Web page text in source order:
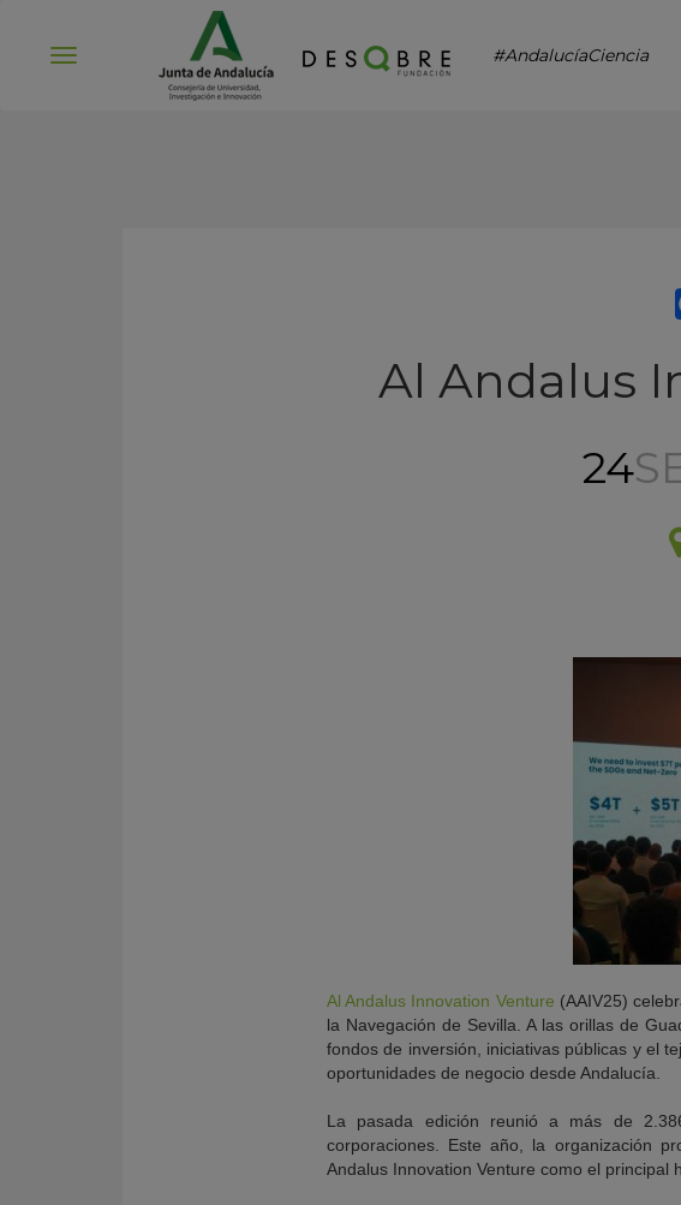
#AndalucíaCiencia
Al Andalus
24
Al Andalus Innovation Venture (AAIV25)
la Navegación de Sevilla. A las orillas de
fondos de inversión, iniciativas públicas y el
oportunidades de negocio desde Andalucía.
La pasada edición reunió a más de
corporaciones. Este año, la organización
Andalus Innovation Venture como el principal